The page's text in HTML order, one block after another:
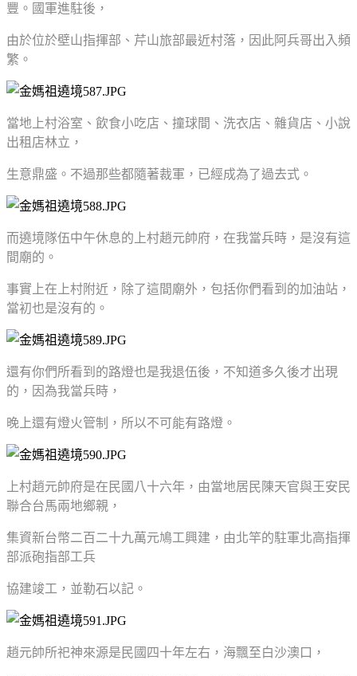
豐。國軍進駐後，
由於位於壁山指揮部、芹山旅部最近村落，因此阿兵哥出入頻
繁。
當地上村浴室、飲食小吃店、撞球間、洗衣店、雜貨店、小說
出租店林立，
生意鼎盛。不過那些都隨著裁軍，已經成為了過去式。
而遶境隊伍中午休息的上村趙元帥府，在我當兵時，是沒有這
間廟的。
事實上在上村附近，除了這間廟外，包括你們看到的加油站，
當初也是沒有的。
還有你們所看到的路燈也是我退伍後，不知道多久後才出現
的，因為我當兵時，
晚上還有燈火管制，所以不可能有路燈。
上村趙元帥府是在民國八十六年，由當地居民陳天官與王安民
聯合台馬兩地鄉親，
集資新台幣二百二十九萬元鳩工興建，由北竿的駐軍北高指揮
部派砲指部工兵
協建竣工，並勒石以記。
趙元帥所祀神來源是民國四十年左右，海飄至白沙澳口，